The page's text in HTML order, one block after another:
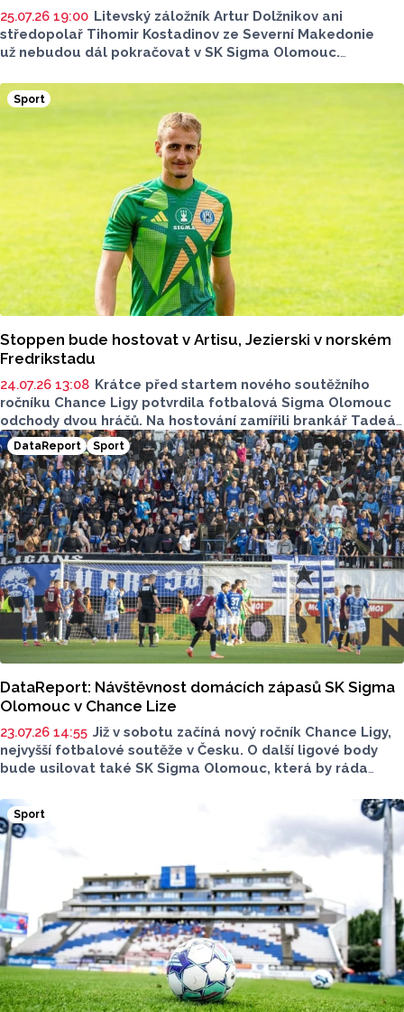
25.07.26 19:00 Litevský záložník Artur Dolžnikov ani
středopolař Tihomir Kostadinov ze Severní Makedonie
už nebudou dál pokračovat v SK Sigma Olomouc.
na svých webech.
Sport
Stoppen bude hostovat v Artisu, Jezierski v norském
Fredrikstadu
24.07.26 13:08 Krátce před startem nového soutěžního
ročníku Chance Ligy potvrdila fotbalová Sigma Olomouc
odchody dvou hráčů. Na hostování zamířili brankář Tadeáš
Stoppen a záložník Jakub Jezierski. Ve druhém případě jde
o hostování s opcí. Klub o tom napsal na svém webu.
DataReport Sport
DataReport: Návštěvnost domácích zápasů SK Sigma
Olomouc v Chance Lize
23.07.26 14:55 Již v sobotu začíná nový ročník Chance Ligy,
nejvyšší fotbalové soutěže v Česku. O další ligové body
bude usilovat také SK Sigma Olomouc, která by ráda
V novém vydání DataReportu se podíváme na vývoj
návštěvnosti domácích utkání Sigmy od návratu mezi elitu
v roce 2017.
Sport